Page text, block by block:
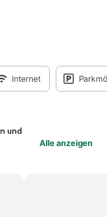
Internet
und
Alle anzeigen